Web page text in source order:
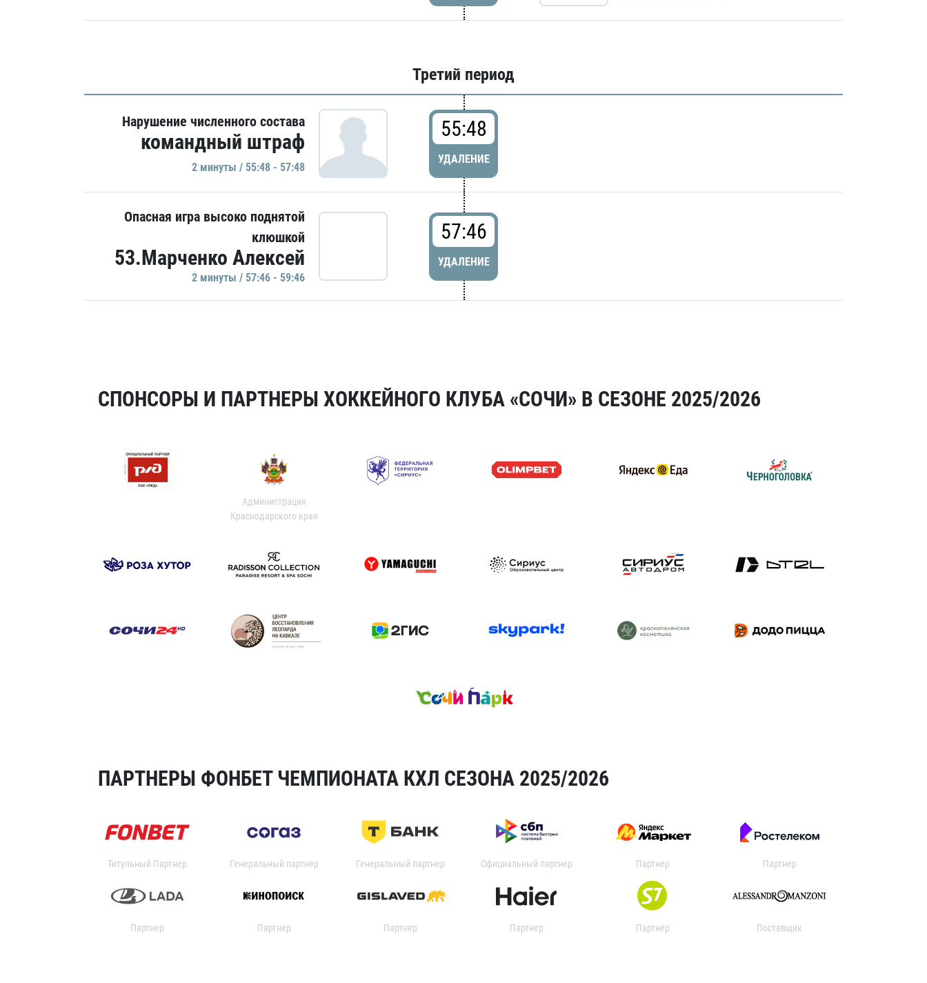
Третий период
Нарушение численного состава
командный штраф
2 минуты / 55:48 - 57:48
55:48
УДАЛЕНИЕ
Опасная игра высоко поднятой
клюшкой
53.Марченко Алексей
2 минуты / 57:46 - 59:46
57:46
УДАЛЕНИЕ
СПОНСОРЫ И ПАРТНЕРЫ ХОККЕЙНОГО КЛУБА «СОЧИ» В СЕЗОНЕ 2025/2026
Администрация
Краснодарского края
ПАРТНЕРЫ ФОНБЕТ ЧЕМПИОНАТА КХЛ СЕЗОНА 2025/2026
Титульный Партнер Генеральный партнер Генеральный партнер Официальный партнер Партнер Партнер
Партнер Партнер Партнер Партнер Партнер Поставщик